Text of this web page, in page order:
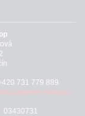
731 779 889
shop.cz
03430731